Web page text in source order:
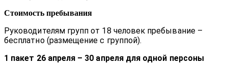
Стоимость пребывания
Руководителям групп от 18 человек пребывание –
бесплатно (размещение c группой).
1 пакет 26 апреля – 30 апреля для одной персоны